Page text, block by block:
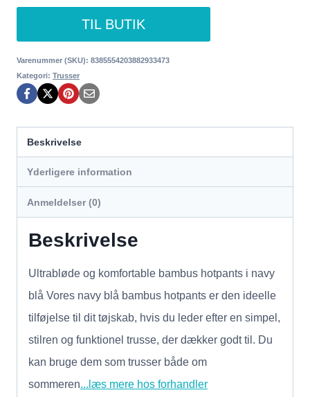
TIL BUTIK
Varenummer (SKU): 8385554203882933473
Kategori: Trusser
Beskrivelse
Yderligere information
Anmeldelser (0)
Beskrivelse
Ultrabløde og komfortable bambus hotpants i navy
blå Vores navy blå bambus hotpants er den ideelle
tilføjelse til dit tøjskab, hvis du leder efter en simpel,
stilren og funktionel trusse, der dækker godt til. Du
kan bruge dem som trusser både om
sommeren...læs mere hos forhandler